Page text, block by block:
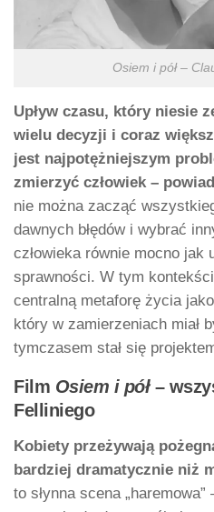
Osiem i pół –
Upływ czasu, który niesie
wielu decyzji i coraz
jest najpotężniejszym
zmierzyć człowiek –
nie można zacząć
dawnych błędów i wybrać
człowieka równie mocno jak
sprawności. W tym
centralną metaforę życia
który w zamierzeniach miał
tymczasem stał się
Film Osiem i pół–
Felliniego
Kobiety przeżywają
bardziej dramatycznie niż
to słynna scena